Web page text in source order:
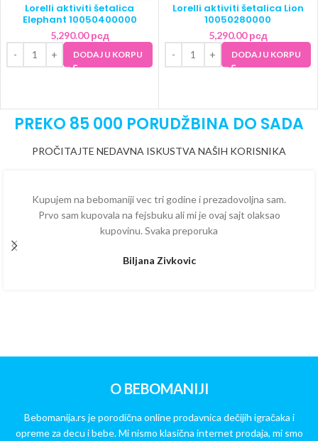
Lorelli aktiviti šetalica
Elephant 10050400000
5,290.00рсд
DODAJ U KORPU
Lorelli aktiviti šetalica Lion
10050280000
5,290.00рсд
DODAJ U KORPU
PREKO 85 000 PORUDŽBINA DO SADA
PROČITAJTE NEDAVNA ISKUSTVA NAŠIH KORISNIKA
Kupujem na bebomaniji vec tri godine i prezadovoljna sam.
Prvo sam kupovala na fejsbuku ali mi je ovaj sajt olaksao
kupovinu. Svaka preporuka
Biljana Zivkovic
O BEBOMANIJI
Bebomanija.rs je porodična online prodavnica dečijih igračaka i
opreme za decu i bebe. Mi nismo klasična internet prodaja, mi smo